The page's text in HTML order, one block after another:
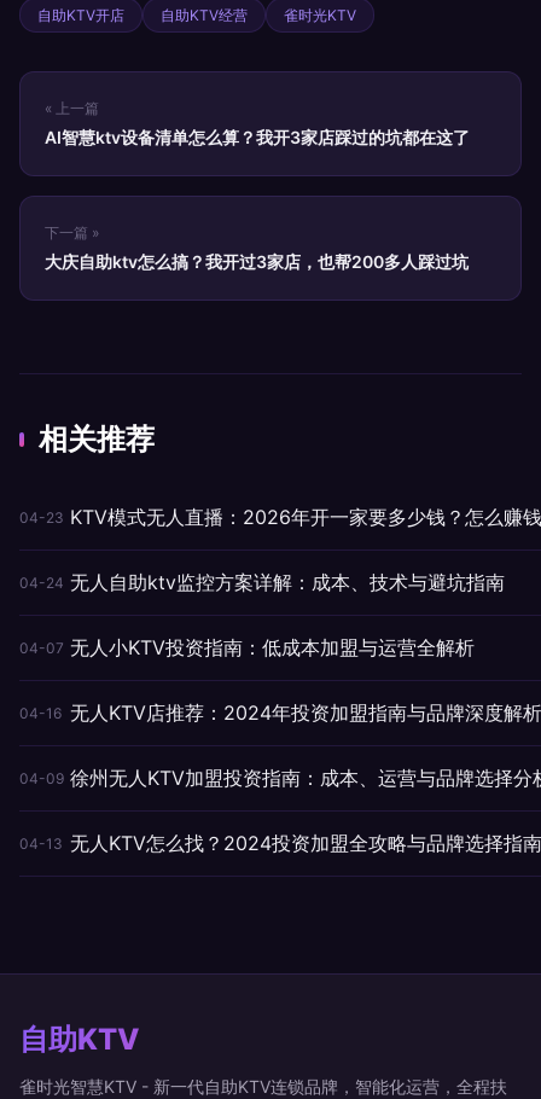
自助KTV开店
自助KTV经营 雀时光KTV
« 上一篇
AI智慧ktv设备清单怎么算？我开3家店踩过的坑都在这了
下一篇 »
大庆自助ktv怎么搞？我开过3家店，也帮200多人踩过坑
相关推荐
04-23 KTV模式无人直播：2026年开一家要多少钱？怎么赚
04-24 无人自助ktv监控方案详解：成本、技术与避坑指南
04-07 无人小KTV投资指南：低成本加盟与运营全解析
04-16 无人KTV店推荐：2024年投资加盟指南与品牌深度解析
04-09 徐州无人KTV加盟投资指南：成本、运营与品牌选择分
04-13 无人KTV怎么找？2024投资加盟全攻略与品牌选择指南
自助KTV
雀时光智慧KTV - 新一代自助KTV连锁品牌，智能化运营，全程扶